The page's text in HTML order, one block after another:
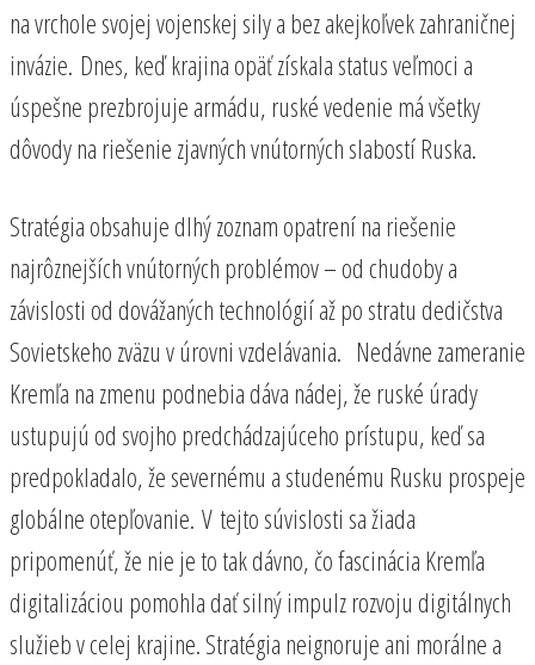
na vrchole svojej vojenskej sily a bez akejkoľvek zahraničnej
invázie. Dnes, keď krajina opäť získala status veľmoci a
úspešne prezbrojuje armádu, ruské vedenie má všetky
dôvody na riešenie zjavných vnútorných slabostí Ruska.
Stratégia obsahuje dlhý zoznam opatrení na riešenie
najrôznejších vnútorných problémov – od chudoby a
závislosti od dovážaných technológií až po stratu dedičstva
Sovietskeho zväzu v úrovni vzdelávania. Nedávne zameranie
Kremľa na zmenu podnebia dáva nádej, že ruské úrady
ustupujú od svojho predchádzajúceho prístupu, keď sa
predpokladalo, že severnému a studenému Rusku prospeje
globálne otepľovanie. V tejto súvislosti sa žiada
pripomenúť, že nie je to tak dávno, čo fascinácia Kremľa
digitalizáciou pomohla dať silný impulz rozvoju digitálnych
služieb v celej krajine. Stratégia neignoruje ani morálne a